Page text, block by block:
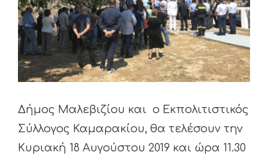
Δήμος Μαλεβιζίου και ο Εκπολιτιστικός
Σύλλογος Καμαρακίου, θα τελέσουν την
Κυριακή 18 Αυγούστου 2019 και ώρα 11.30